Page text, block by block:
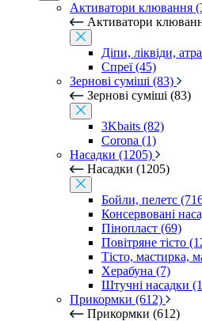
Активатори клювання
Активатори
Діпи, ліквіди,
Спреї (45)
Зернові суміші (83)
Зернові суміші (83)
3Kbaits (82)
Corona (1)
Насадки (1205)
Насадки (1205)
Бойли, пелетс
Консервовані
Пінопласт (69)
Повітряне тісто
Тісто, мастирка,
Херабуна (7)
Штучні насадки
Прикормки (612)
Прикормки (612)